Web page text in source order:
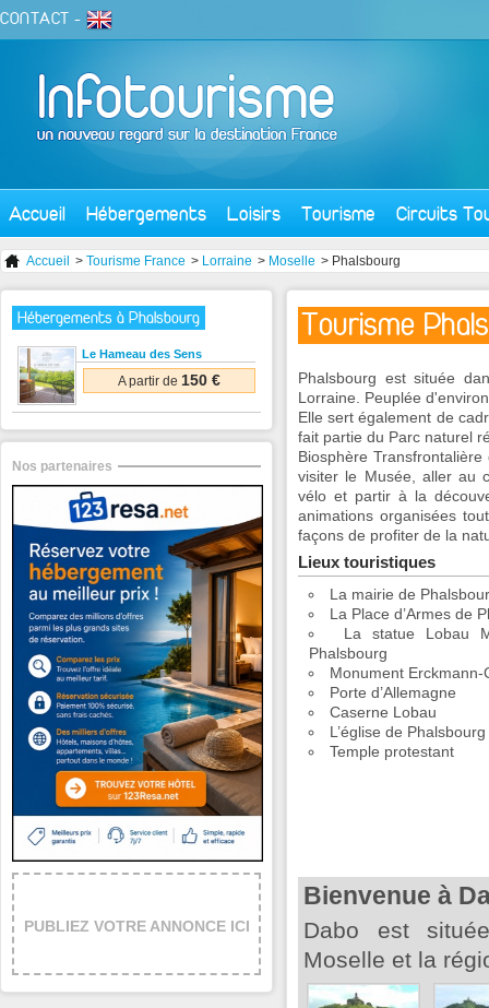
CONTACT -
Accueil Hébergements Loisirs Tourisme Circuits
Accueil > Tourisme France > Lorraine > Moselle > Phalsbourg
Tourisme
Phalsbourg est située
Lorraine. Peuplée
Elle sert également de
fait partie du Parc naturel
Biosphère
visiter le Musée, aller au
vélo et partir à la
animations organisées
façons de profiter de la
Lieux touristiques
La mairie de
La Place d’Armes de
La statue Lobau
Phalsbourg
Monument Erckmann-
Porte d’Allemagne
Caserne Lobau
L’église de Phalsbourg
Temple protestant
Bienvenue à
Dabo est
Moselle et la
Hébergements à Phalsbourg
Le Hameau des Sens
A partir de 150 €
Nos partenaires
PUBLIEZ VOTRE ANNONCE ICI